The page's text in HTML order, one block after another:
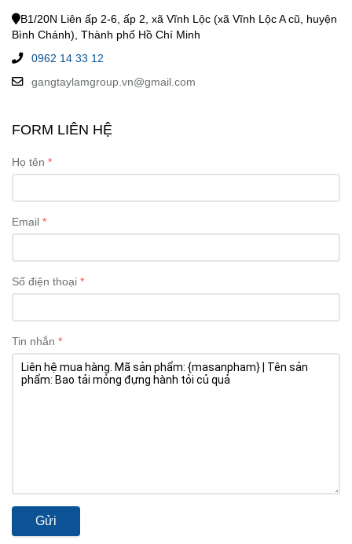
B1/20N Liên ấp 2-6, ấp 2, xã Vĩnh Lộc (xã Vĩnh Lộc A cũ, huyện
Bình Chánh), Thành phố Hồ Chí Minh
0962 14 33 12
gangtaylamgroup.vn@gmail.com
FORM LIÊN HỆ
Họ tên
Email
Số điện thoại
Tin nhắn
Gửi